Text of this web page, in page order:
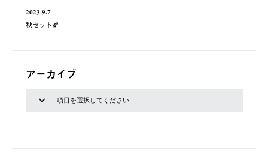
2023.9.7
秋セット🍂
アーカイブ